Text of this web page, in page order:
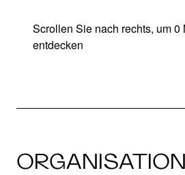
Scrollen Sie nach rechts, um 0
entdecken